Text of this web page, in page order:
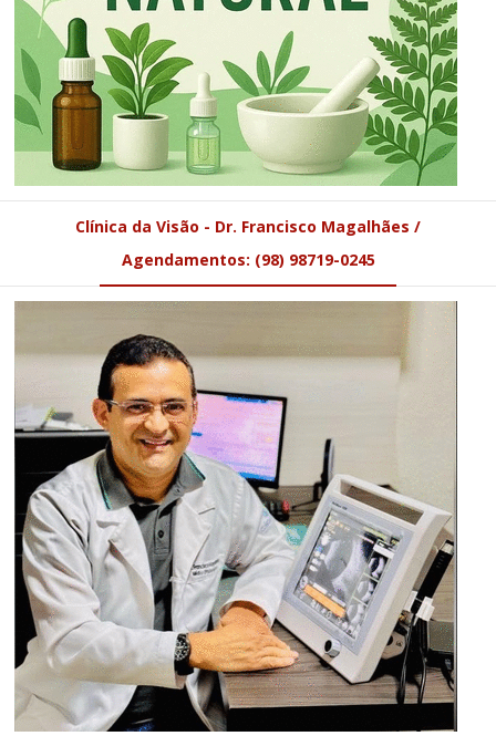
Clínica da Visão - Dr. Francisco Magalhães /
Agendamentos: (98) 98719-0245